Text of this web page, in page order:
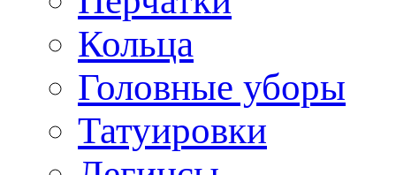
Кольца
Головные уборы
Татуировки